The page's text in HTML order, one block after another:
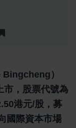
Bingcheng）
市，股票代號為
港元/股 ，募
國際資本市場